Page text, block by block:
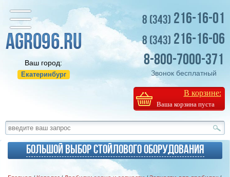
Ваш город:
Екатеринбург
8 (343) 216-16-01
8 (343) 216-16-06
8-800-7000-371
Звонок бесплатный
В корзине:
Ваша корзина пуста
Большой выбор стойлового оборудования